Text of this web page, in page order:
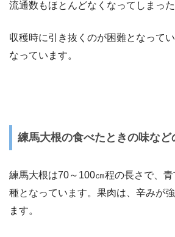
流通数もほとんどなくなってしまった
収穫時に引き抜くのが困難となって
なっています。
練馬大根の食べたときの味など
練馬大根は70～100㎝程の長さで、
種となっています。果肉は、辛みが
ます。